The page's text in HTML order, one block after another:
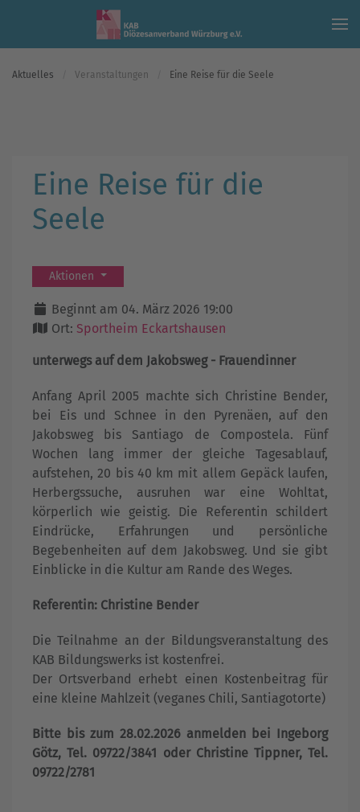
Skip to main content
Aktuelles Veranstaltungen Eine Reise für die Seele
Eine Reise für die
Seele
Aktionen
Beginnt am 04. März 2026 19:00
Ort: Sportheim Eckartshausen
unterwegs auf dem Jakobsweg - Frauendinner
Anfang April 2005 machte sich Christine Bender,
bei Eis und Schnee in den Pyrenäen, auf den
Jakobsweg bis Santiago de Compostela. Fünf
Wochen lang immer der gleiche Tagesablauf,
aufstehen, 20 bis 40 km mit allem Gepäck laufen,
Herbergssuche, ausruhen war eine Wohltat,
körperlich wie geistig. Die Referentin schildert
Eindrücke, Erfahrungen und persönliche
Begebenheiten auf dem Jakobsweg. Und sie gibt
Einblicke in die Kultur am Rande des Weges.
Referentin: Christine Bender
Die Teilnahme an der Bildungsveranstaltung des
KAB Bildungswerks ist kostenfrei.
Der Ortsverband erhebt einen Kostenbeitrag für
eine kleine Mahlzeit (veganes Chili, Santiagotorte)
Bitte bis zum 28.02.2026 anmelden bei Ingeborg
Götz, Tel. 09722/3841 oder Christine Tippner, Tel.
09722/2781